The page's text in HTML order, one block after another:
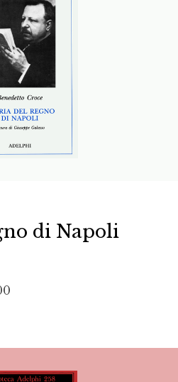
di Napoli